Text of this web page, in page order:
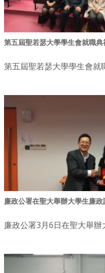
第五屆聖若瑟大學學生會就職典
第五屆聖若瑟大學學生會就
廉政公署在聖大舉辦大學生廉政
廉政公署3月6日在聖大舉辦